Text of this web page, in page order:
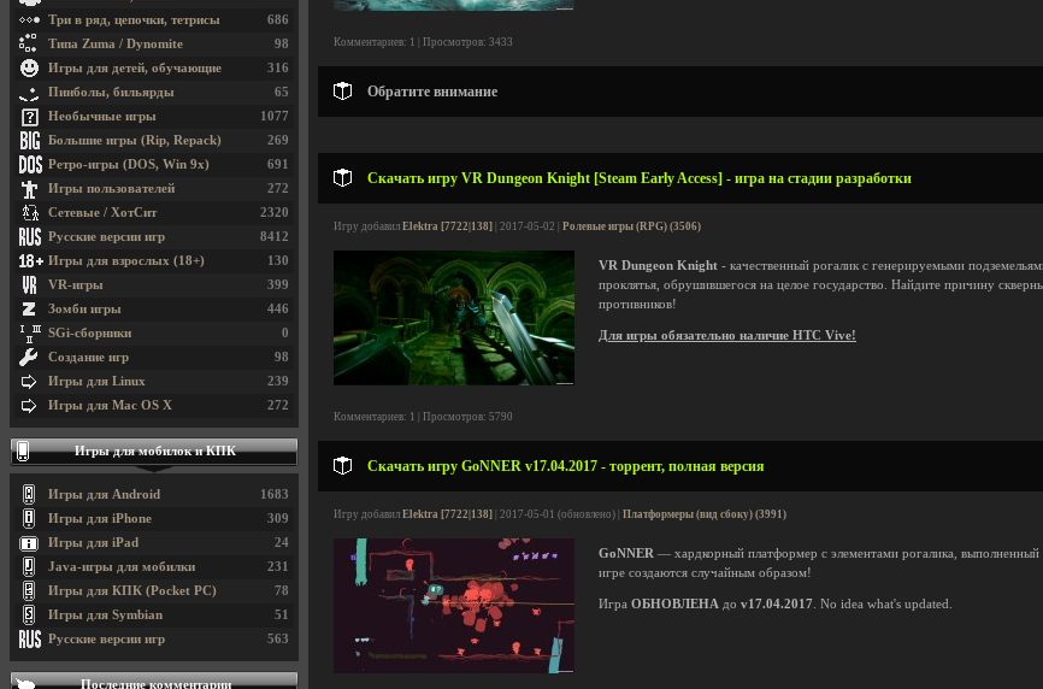
Комментариев: 1 | Просмотров: 3433
Обратите внимание
Скачать игру VR Dungeon Knight [Steam Early Access] - игра на стадии разработки
Игру добавил Elektra [7722|138] | 2017-05-02 | Ролевые игры (RPG) (3506)
VR Dungeon Knight - качественный рогалик с генерируемыми
проклятья, обрушившегося на целое государство. Найдите причину
противников!
Для игры обязательно наличие HTC Vive!
Комментариев: 1 | Просмотров: 5790
Скачать игру GoNNER v17.04.2017 - торрент, полная версия
Игру добавил Elektra [7722|138] | 2017-05-01 (обновлено) | Платформеры (вид сбоку) (3991)
GoNNER — хардкорный платформер с элементами рогалика, выполненный
игре создаются случайным образом!
Игра ОБНОВЛЕНА до v17.04.2017 . No idea what's updated.
686
Три в ряд, цепочки, тетрисы
98
Типа Zuma / Dynomite
316
Игры для детей, обучающие
65
Пинболы, бильярды
1077
Необычные игры
269
Большие игры (Rip, Repack)
691
Ретро-игры (DOS, Win 9x)
272
Игры пользователей
2320
Сетевые / ХотСит
8412
Русские версии игр
130
Игры для взрослых (18+)
399
VR-игры
446
Зомби игры
0
SGi-сборники
98
Создание игр
239
Игры для Linux
272
Игры для Mac OS X
Игры для мобилок и КПК
1683
Игры для Android
309
Игры для iPhone
24
Игры для iPad
231
Java-игры для мобилки
78
Игры для КПК (Pocket PC)
51
Игры для Symbian
563
Русские версии игр
Последние комментарии